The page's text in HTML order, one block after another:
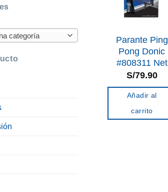
categoría
Parante Ping
Pong Donic
#808311 Net
S/79.90
Añadir al
carrito